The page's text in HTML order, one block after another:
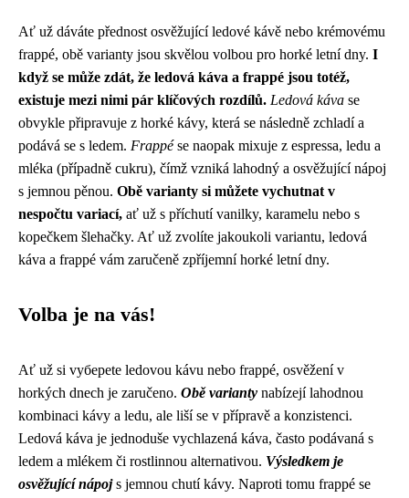
Ať už dáváte přednost osvěžující ledové kávě nebo krémovému
frappé, obě varianty jsou skvělou volbou pro horké letní dny. I
když se může zdát, že ledová káva a frappé jsou totéž,
existuje mezi nimi pár klíčových rozdílů. Ledová káva se
obvykle připravuje z horké kávy, která se následně zchladí a
podává se s ledem. Frappése naopak mixuje z espressa, ledu a
mléka (případně cukru), čímž vzniká lahodný a osvěžující nápoj
s jemnou pěnou. Obě varianty si můžete vychutnat v
nespočtu variací, ať už s příchutí vanilky, karamelu nebo s
kopečkem šlehačky. Ať už zvolíte jakoukoli variantu, ledová
káva a frappé vám zaručeně zpříjemní horké letní dny.
Volba je na vás!
Ať už si vyбереte ledovou kávu nebo frappé, osvěžení v
horkých dnech je zaručeno. Obě varianty nabízejí lahodnou
kombinaci kávy a ledu, ale liší se v přípravě a konzistenci.
Ledová káva je jednoduše vychlazená káva, často podávaná s
ledem a mlékem či rostlinnou alternativou. Výsledkem je
osvěžující nápojs jemnou chutí kávy. Naproti tomu frappé se